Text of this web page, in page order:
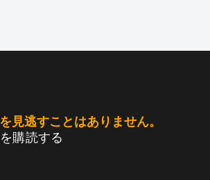
見逃すことはありません。
購読する